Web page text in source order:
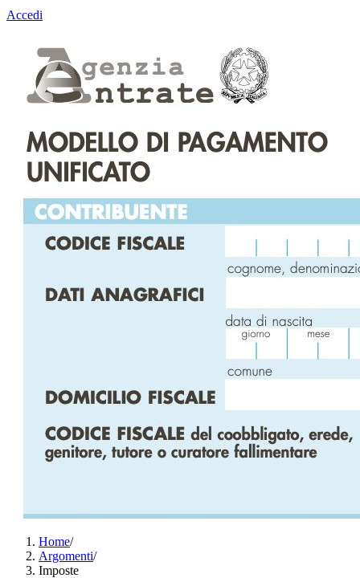
Accedi
Home/
Argomenti/
Imposte